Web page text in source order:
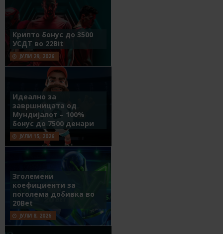
Крипто бонус до 3500
УСДТ во 22Bit
ЈУЛИ 29, 2026
Идеално за
завршницата од
Мундијалот – 100%
бонус до 7500 денари
ЈУЛИ 15, 2026
Зголемени
коефициенти за
поголема добивка во
20Bet
ЈУЛИ 8, 2026